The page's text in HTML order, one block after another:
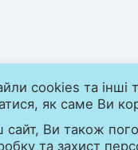
cookies та інші
як саме Ви
сайт, Ви також
та захист